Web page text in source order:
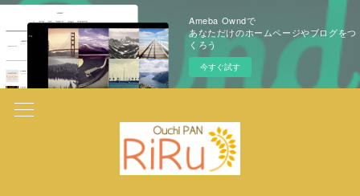
Ameba Owndで
あなただけのホームページやブログをつ
くろう
今すぐ試す